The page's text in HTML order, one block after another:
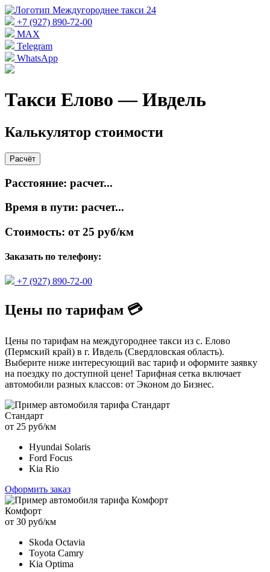
+7 (927) 890-72-00
MAX
Telegram
WhatsApp
Такси Елово — Ивдель
Калькулятор стоимости
Расчёт
Расстояние: расчет...
Время в пути: расчет...
Стоимость: от 25 руб/км
Заказать по телефону:
+7 (927) 890-72-00
Цены по тарифам 💳
Цены по тарифам на междугороднее такси из с. Елово
(Пермский край) в г. Ивдель (Свердловская область).
Выберите ниже интересующий вас тариф и оформите заявку
на поездку по доступной цене! Тарифная сетка включает
автомобили разных классов: от Эконом до Бизнес.
Стандарт
от 25 руб/км
Hyundai Solaris
Ford Focus
Kia Rio
Оформить заказ
Комфорт
от 30 руб/км
Skoda Octavia
Toyota Camry
Kia Optima